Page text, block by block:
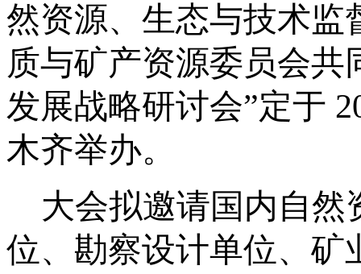
然资源、生态与技术监
质与矿产资源委员会共
发展战略研讨会”定于
木齐举办。
大会拟邀请国内自然
位、勘察设计单位、矿